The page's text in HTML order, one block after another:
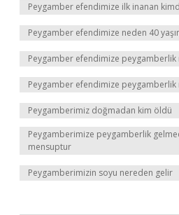
Peygamber efendimize ilk inanan
Peygamber efendimize neden 40
Peygamber efendimize peygamberlik
Peygamber efendimize peygamberlik
Peygamberimiz doğmadan kim öldü
Peygamberimize peygamberlik
mensuptur
Peygamberimizin soyu nereden gelir